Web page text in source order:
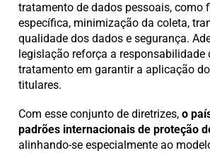
tratamento de dados pessoais, como
específica, minimização da coleta,
qualidade dos dados e segurança.
legislação reforça a responsabilidade
tratamento em garantir a aplicação
titulares.
Com esse conjunto de diretrizes, o
padrões internacionais de proteção
alinhando-se especialmente ao